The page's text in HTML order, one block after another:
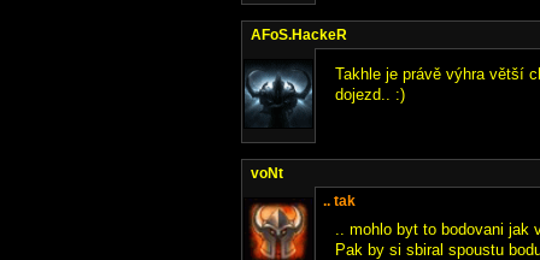
AFoS.HackeR
Takhle je právě výhra větší
dojezd.. :)
voNt
.. tak
.. mohlo byt to bodovani jak
Pak by si sbiral spoustu